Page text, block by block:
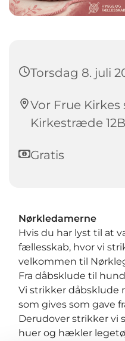
Torsdag 8. juli
Vor Frue Kirkes
Kirkestræde
Gratis
Nørkledamerne
Hvis du har lyst til at
fællesskab, hvor vi
velkommen til
Fra dåbsklude til
Vi strikker dåbsklude
som gives som gave
Derudover strikker vi
huer og hækler